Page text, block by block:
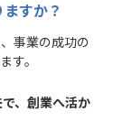
すか？
事業の成功の
す。
、創業へ活か